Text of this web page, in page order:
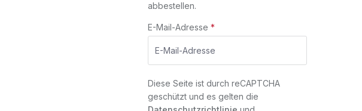
abbestellen.
E-Mail-Adresse *
Diese Seite ist durch reCAPTCHA
geschützt und es gelten die